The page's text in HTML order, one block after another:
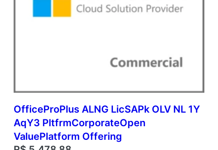
OfficeProPlus ALNG LicSAPk OLV NL 1Y
AqY3 PltfrmCorporateOpen
ValuePlatform Offering